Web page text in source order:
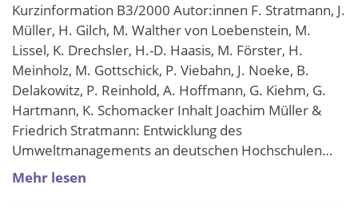
Kurzinformation B3/2000 Autor:innen F. Stratmann, J.
Müller, H. Gilch, M. Walther von Loebenstein, M.
Lissel, K. Drechsler, H.-D. Haasis, M. Förster, H.
Meinholz, M. Gottschick, P. Viebahn, J. Noeke, B.
Delakowitz, P. Reinhold, A. Hoffmann, G. Kiehm, G.
Hartmann, K. Schomacker Inhalt Joachim Müller &
Friedrich Stratmann: Entwicklung des
Umweltmanagements an deutschen Hochschulen…
Mehr lesen